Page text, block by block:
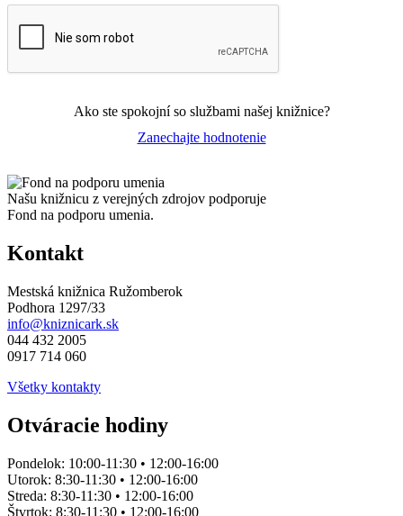
Ako ste spokojní so službami našej knižnice?
Zanechajte hodnotenie
Našu knižnicu z verejných zdrojov podporuje
Fond na podporu umenia.
Kontakt
Mestská knižnica Ružomberok
Podhora 1297/33
info@kniznicark.sk
044 432 2005
0917 714 060
Všetky kontakty
Otváracie hodiny
Pondelok: 10:00-11:30 • 12:00-16:00
Utorok: 8:30-11:30 • 12:00-16:00
Streda: 8:30-11:30 • 12:00-16:00
Štvrtok: 8:30-11:30 • 12:00-16:00